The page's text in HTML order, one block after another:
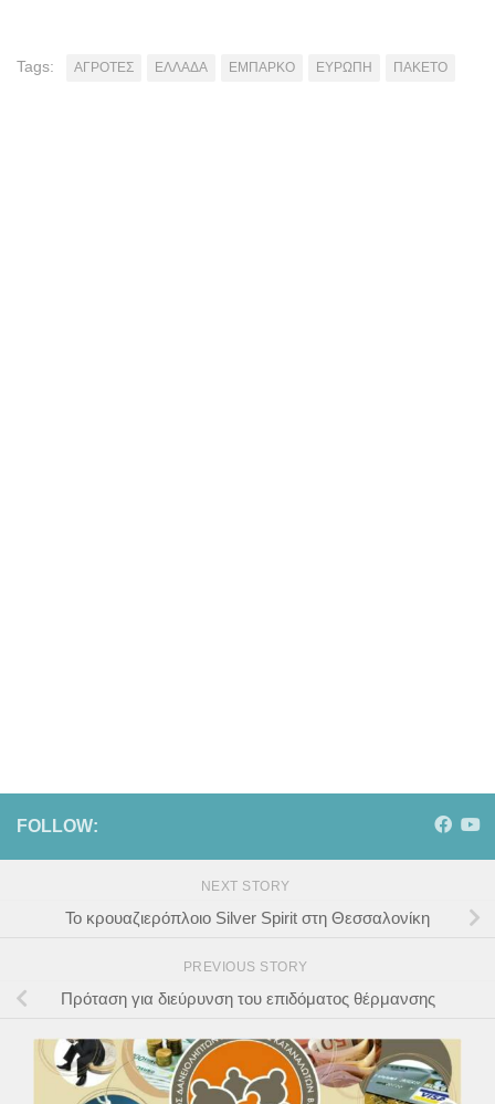
Tags: ΑΓΡΟΤΕΣ ΕΛΛΑΔΑ ΕΜΠΑΡΚΟ ΕΥΡΩΠΗ ΠΑΚΕΤΟ
FOLLOW:
NEXT STORY
Το κρουαζιερόπλοιο Silver Spirit στη Θεσσαλονίκη
PREVIOUS STORY
Πρόταση για διεύρυνση του επιδόματος θέρμανσης